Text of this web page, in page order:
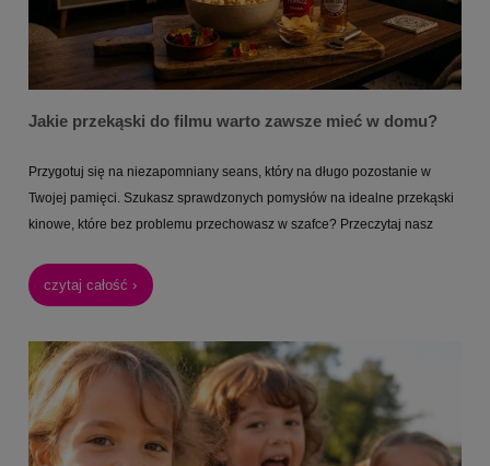
Jakie przekąski do filmu warto zawsze mieć w domu?
Przygotuj się na niezapomniany seans, który na długo pozostanie w
Twojej pamięci. Szukasz sprawdzonych pomysłów na idealne przekąski
kinowe, które bez problemu przechowasz w szafce? Przeczytaj nasz
czytaj całość ›